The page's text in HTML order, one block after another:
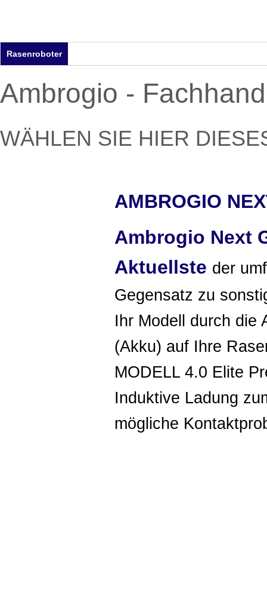
Rasenroboter
Ambrogio -
WÄHLEN SIE HIER
AMBROGIO
Ambrogio Next
Aktuellste der
Gegensatz zu
Ihr Modell durch die
(Akku) auf Ihre
MODELL 4.0 Elite
Induktive Ladung
mögliche